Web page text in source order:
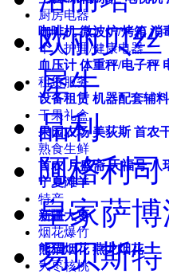
厨房电器
咖啡机 微波炉/烤箱 消
个人护理/健康电器
血压计 体重秤/电子秤
租赁服务
设备租赁 机器配套辅料
干果礼盒
果园农场 美荻斯 首农
熟食生鲜
首农 月盛斋 天福号 八
宁夏滩羊
特产
新疆大枣
烟花爆竹
熊猫烟花 燕龙烟花
大枣核桃
欧丽贝丝
犀牛
品利
阿格利司
皇家萨博
易贝斯特